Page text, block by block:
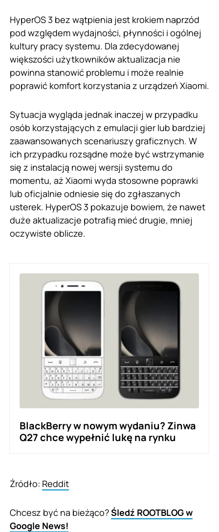
HyperOS 3 bez wątpienia jest krokiem naprzód
pod względem wydajności, płynności i ogólnej
kultury pracy systemu. Dla zdecydowanej
większości użytkowników aktualizacja nie
powinna stanowić problemu i może realnie
poprawić komfort korzystania z urządzeń Xiaomi.
Sytuacja wygląda jednak inaczej w przypadku
osób korzystających z emulacji gier lub bardziej
zaawansowanych scenariuszy graficznych. W
ich przypadku rozsądne może być wstrzymanie
się z instalacją nowej wersji systemu do
momentu, aż Xiaomi wyda stosowne poprawki
lub oficjalnie odniesie się do zgłaszanych
usterek. HyperOS 3 pokazuje bowiem, że nawet
duże aktualizacje potrafią mieć drugie, mniej
oczywiste oblicze.
BlackBerry w nowym wydaniu? Zinwa
Q27 chce wypełnić lukę na rynku
Źródło: Reddit
Chcesz być na bieżąco?Śledź ROOTBLOG w
Google News!